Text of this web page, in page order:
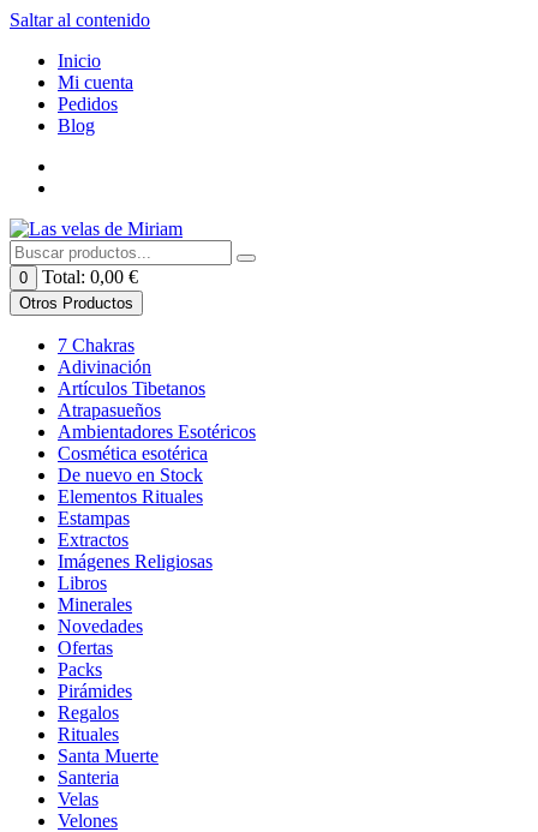
Saltar al contenido
Inicio
Mi cuenta
Pedidos
Blog
0 Total: 0,00 €
Otros Productos
7 Chakras
Adivinación
Artículos Tibetanos
Atrapasueños
Ambientadores Esotéricos
Cosmética esotérica
De nuevo en Stock
Elementos Rituales
Estampas
Extractos
Imágenes Religiosas
Libros
Minerales
Novedades
Ofertas
Packs
Pirámides
Regalos
Rituales
Santa Muerte
Santeria
Velas
Velones